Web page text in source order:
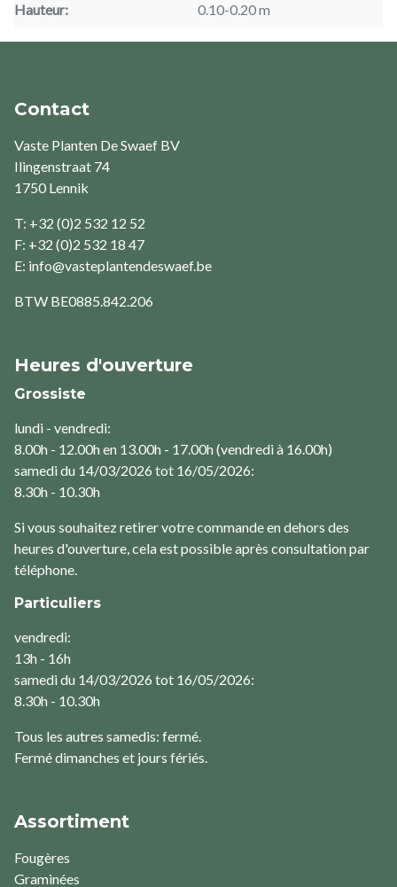
Hauteur 0.10-0.20 m
Contact
Vaste Planten De Swaef BV
Ilingenstraat 74
1750 Lennik
T: +32 (0)2 532 12 52
F: +32 (0)2 532 18 47
E: info@vasteplantendeswaef.be
BTW BE0885.842.206
Heures d'ouverture
Grossiste
lundi - vendredi:
8.00h - 12.00h en 13.00h - 17.00h (vendredi à 16.00h)
samedi du 14/03/2026 tot 16/05/2026:
8.30h - 10.30h
Si vous souhaitez retirer votre commande en dehors des
heures d'ouverture, cela est possible après consultation par
téléphone.
Particuliers
vendredi:
13h - 16h
samedi du 14/03/2026 tot 16/05/2026:
8.30h - 10.30h
Tous les autres samedis: fermé.
Fermé dimanches et jours fériés.
Assortiment
Fougères
Graminées